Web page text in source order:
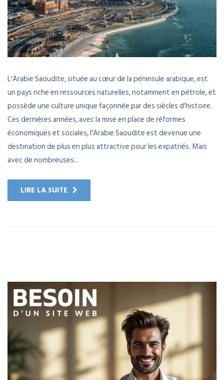
L'Arabie Saoudite, située au cœur de la péninsule arabique, est
un pays riche en ressources naturelles, notamment en pétrole, et
possède une culture unique façonnée par des siècles d'histoire.
Ces dernières années, avec la mise en place de réformes
économiques et sociales, l'Arabie Saoudite est devenue une
destination de plus en plus attractive pour les expatriés. Mais
avec de nombreuses...
LIRE LA SUITE